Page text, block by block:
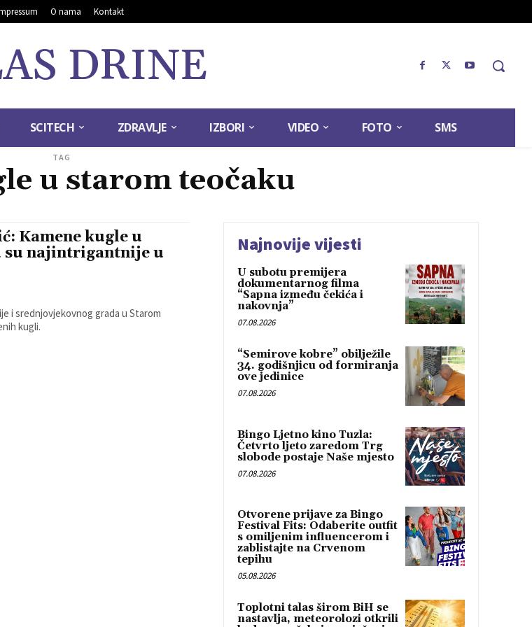
O nama Kontakt
DRINE
SCITECH ZDRAVLJE IZBORI VIDEO FOTO SMS
TAG
u starom teočaku
Kamene kugle u
su najintrigantnije u
i srednjovjekovnog grada u Starom
kamenih kugli.
Najnovije vijesti
U subotu premijera
dokumentarnog filma
“Sapna između čekića i
nakovnja”
07.08.2026
“Semirove kobre” obilježile
34. godišnjicu od formiranja
ove jedinice
07.08.2026
Bingo Ljetno kino Tuzla:
Četvrto ljeto zaredom Trg
slobode postaje Naše mjesto
07.08.2026
Otvorene prijave za Bingo
Festival Fits: Odaberite outfit
s omiljenim influencerom i
zablistajte na Crvenom
tepihu
05.08.2026
Toplotni talas širom BiH se
nastavlja, meteorolozi otkrili